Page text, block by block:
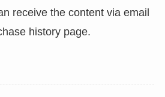
receive the content via email
history page.